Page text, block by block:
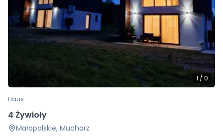
1 / 0
Haus
4 Żywioły
Małopolskie, Mucharz